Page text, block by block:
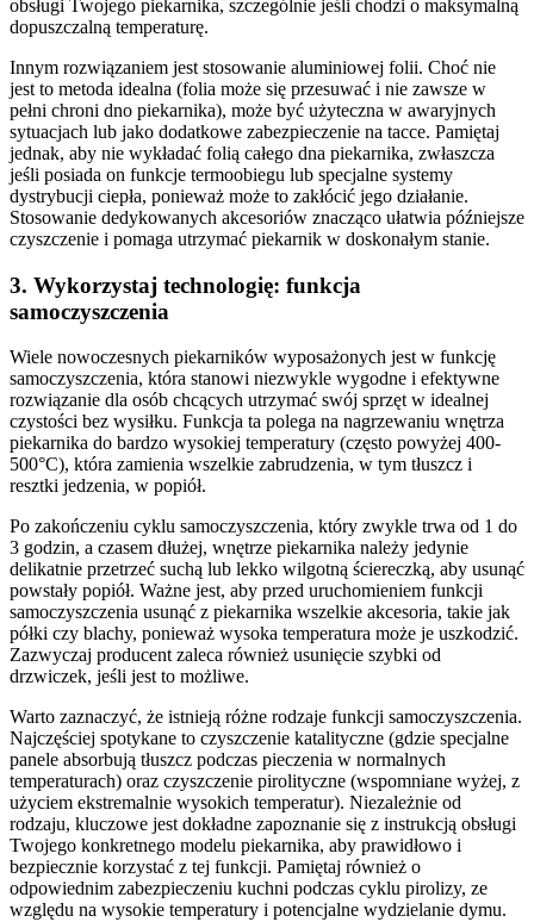
obsługi Twojego piekarnika, szczególnie jeśli chodzi o maksymalną
dopuszczalną temperaturę.
Innym rozwiązaniem jest stosowanie aluminiowej folii. Choć nie
jest to metoda idealna (folia może się przesuwać i nie zawsze w
pełni chroni dno piekarnika), może być użyteczna w awaryjnych
sytuacjach lub jako dodatkowe zabezpieczenie na tacce. Pamiętaj
jednak, aby nie wykładać folią całego dna piekarnika, zwłaszcza
jeśli posiada on funkcje termoobiegu lub specjalne systemy
dystrybucji ciepła, ponieważ może to zakłócić jego działanie.
Stosowanie dedykowanych akcesoriów znacząco ułatwia późniejsze
czyszczenie i pomaga utrzymać piekarnik w doskonałym stanie.
3. Wykorzystaj technologię: funkcja
samoczyszczenia
Wiele nowoczesnych piekarników wyposażonych jest w funkcję
samoczyszczenia, która stanowi niezwykle wygodne i efektywne
rozwiązanie dla osób chcących utrzymać swój sprzęt w idealnej
czystości bez wysiłku. Funkcja ta polega na nagrzewaniu wnętrza
piekarnika do bardzo wysokiej temperatury (często powyżej 400-
500°C), która zamienia wszelkie zabrudzenia, w tym tłuszcz i
resztki jedzenia, w popiół.
Po zakończeniu cyklu samoczyszczenia, który zwykle trwa od 1 do
3 godzin, a czasem dłużej, wnętrze piekarnika należy jedynie
delikatnie przetrzeć suchą lub lekko wilgotną ściereczką, aby usunąć
powstały popiół. Ważne jest, aby przed uruchomieniem funkcji
samoczyszczenia usunąć z piekarnika wszelkie akcesoria, takie jak
półki czy blachy, ponieważ wysoka temperatura może je uszkodzić.
Zazwyczaj producent zaleca również usunięcie szybki od
drzwiczek, jeśli jest to możliwe.
Warto zaznaczyć, że istnieją różne rodzaje funkcji samoczyszczenia.
Najczęściej spotykane to czyszczenie katalityczne (gdzie specjalne
panele absorbują tłuszcz podczas pieczenia w normalnych
temperaturach) oraz czyszczenie pirolityczne (wspomniane wyżej, z
użyciem ekstremalnie wysokich temperatur). Niezależnie od
rodzaju, kluczowe jest dokładne zapoznanie się z instrukcją obsługi
Twojego konkretnego modelu piekarnika, aby prawidłowo i
bezpiecznie korzystać z tej funkcji. Pamiętaj również o
odpowiednim zabezpieczeniu kuchni podczas cyklu pirolizy, ze
względu na wysokie temperatury i potencjalne wydzielanie dymu.